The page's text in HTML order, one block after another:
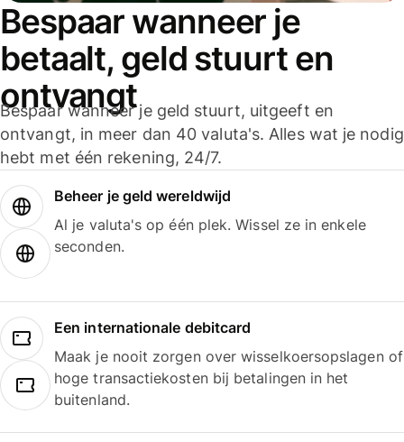
Bespaar wanneer je
betaalt, geld stuurt en
ontvangt
Bespaar wanneer je geld stuurt, uitgeeft en
ontvangt, in meer dan 40 valuta's. Alles wat je nodig
hebt met één rekening, 24/7.
Beheer je geld wereldwijd
Al je valuta's op één plek. Wissel ze in enkele
seconden.
Een internationale debitcard
Maak je nooit zorgen over wisselkoersopslagen of
hoge transactiekosten bij betalingen in het
buitenland.